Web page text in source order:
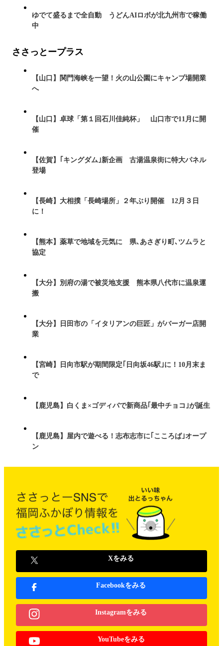
ゆでて盛るまで全自動 うどんAIロボが北九州市で稼働
中
ささっとープラス
【山口】関門海峡を一望！火の山公園にキャンプ場開業
へ
【山口】卓球「第１回石川佳純杯」 山口市で11月に開
催
【佐賀】｢キングダム｣新企画 古湯温泉街に特大パネル
登場
【長崎】大相撲「長崎場所」２年ぶり開催 12月３日
に！
【熊本】薬草で地域を元気に 県､あさぎり町､ツムラと
協定
【大分】別府の湯で被災地支援 熊本県八代市に温泉運
搬
【大分】日田市の「イタリアンの巨匠」がバーガー店開
業
【宮崎】日向市駅が期間限定｢日向坂46駅｣に！10月末ま
で
【鹿児島】白くま×ゴディバで新商品｢最中チョコ｣が誕生
【鹿児島】屋内で遊べる！志布志市に｢こころば｣オープ
ン
Xをみる
Facebookをみる
Instagramをみる
YouTubeをみる